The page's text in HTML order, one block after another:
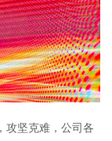
坚克难，公司各